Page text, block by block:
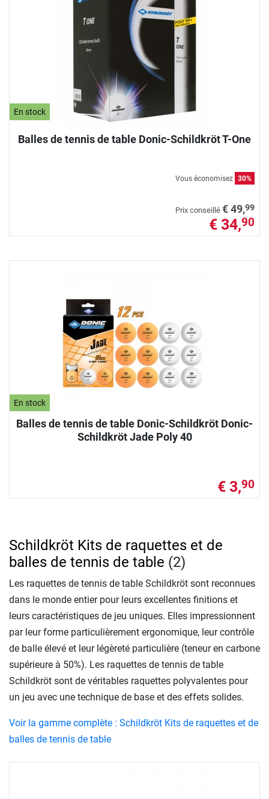
En stock
Balles de tennis de table Donic-Schildkröt T-One
Vous économisez 30%
Prix conseillé € 49,99
€ 34,90
En stock
Balles de tennis de table Donic-Schildkröt Donic-
Schildkröt Jade Poly 40
€ 3,90
Schildkröt Kits de raquettes et de
balles de tennis de table (2)
Les raquettes de tennis de table Schildkröt sont reconnues
dans le monde entier pour leurs excellentes finitions et
leurs caractéristiques de jeu uniques. Elles impressionnent
par leur forme particulièrement ergonomique, leur contrôle
de balle élevé et leur légèreté particulière (teneur en carbone
supérieure à 50%). Les raquettes de tennis de table
Schildkröt sont de véritables raquettes polyvalentes pour
un jeu avec une technique de base et des effets solides.
Voir la gamme complète : Schildkröt Kits de raquettes et de
balles de tennis de table